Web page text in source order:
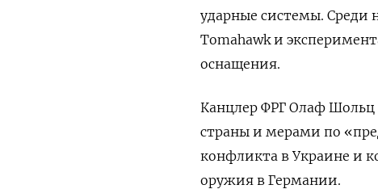
ударные системы. Среди
Tomahawk и
оснащения.
Канцлер ФРГ Олаф Шольц
страны и мерами по
конфликта в Украине и
оружия в Германии.